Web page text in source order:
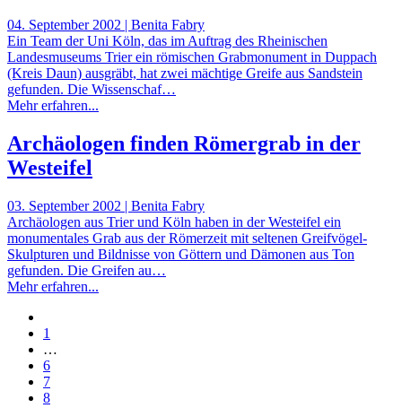
04. September 2002 | Benita Fabry
Ein Team der Uni Köln, das im Auftrag des Rheinischen
Landesmuseums Trier ein römischen Grabmonument in Duppach
(Kreis Daun) ausgräbt, hat zwei mächtige Greife aus Sandstein
gefunden. Die Wissenschaf…
Mehr erfahren...
Archäologen finden Römergrab in der
Westeifel
03. September 2002 | Benita Fabry
Archäologen aus Trier und Köln haben in der Westeifel ein
monumentales Grab aus der Römerzeit mit seltenen Greifvögel-
Skulpturen und Bildnisse von Göttern und Dämonen aus Ton
gefunden. Die Greifen au…
Mehr erfahren...
1
…
6
7
8